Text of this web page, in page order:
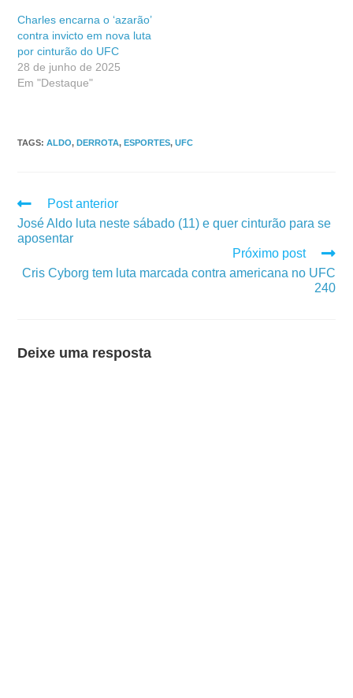
Charles encarna o ‘azarão’
contra invicto em nova luta
por cinturão do UFC
28 de junho de 2025
Em "Destaque"
TAGS:ALDO, DERROTA, ESPORTES, UFC
Post anterior
José Aldo luta neste sábado (11) e quer cinturão para se
aposentar
Próximo post
Cris Cyborg tem luta marcada contra americana no UFC
240
Deixe uma resposta